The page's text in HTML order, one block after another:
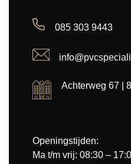
085 303 9443
Achterweg 67 |
Openingstijden:
Ma t/m vrij: 08:30 –